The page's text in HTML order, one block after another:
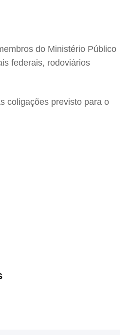
do Ministério Público
federais, rodoviários
coligações previsto para o